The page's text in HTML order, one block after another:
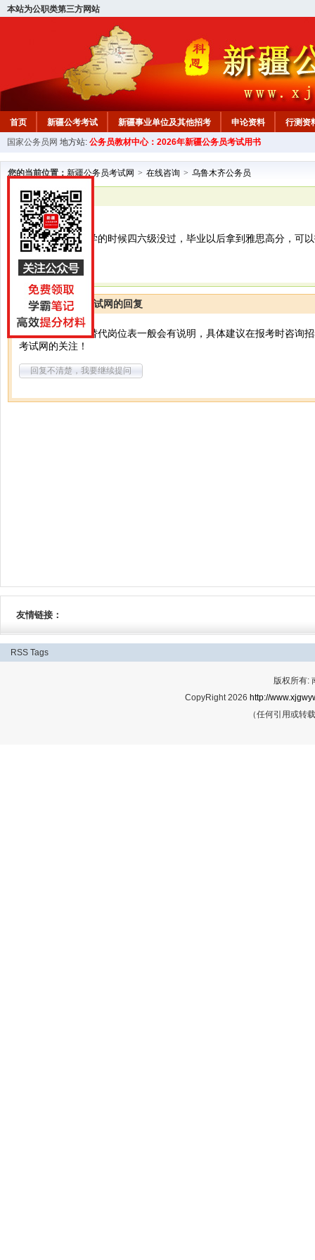
本站为公职类第三方网站
首页 新疆公考考试 新疆事业单位及其他招考 申论资料 行测资
新疆公务员行测试题 在线咨询 教材中心
国家公务员网 地方站: 公务员教材中心：2026年新疆公务员考试用书
您的当前位置： 新疆公务员考试网 > 在线咨询 > 乌鲁木齐公务员
已解决
乌鲁木齐公务员
你好，请问我大学的时候四六级没过，毕业以后拿到雅思高分，可
新疆公务员考试网的回复
你好，如果可以替代岗位表一般会有说明，具体建议在报考时咨询
考试网的关注！
回复不清楚，我要继续提问
友情链接：
RSS Tags
版权所有:
CopyRight 2026 http://
（任何引用或转